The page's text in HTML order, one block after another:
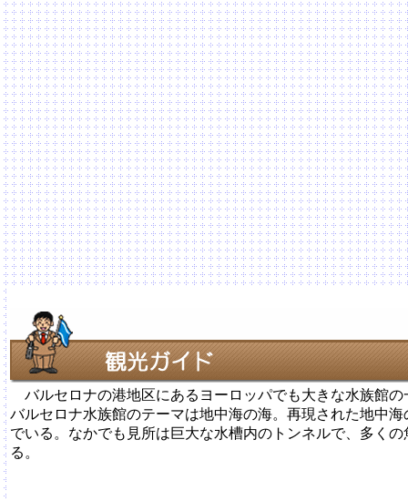
バルセロナの港地区にあるヨーロッパでも大きな水族館
バルセロナ水族館のテーマは地中海の海。再現された地中
でいる。なかでも見所は巨大な水槽内のトンネルで、多く
る。